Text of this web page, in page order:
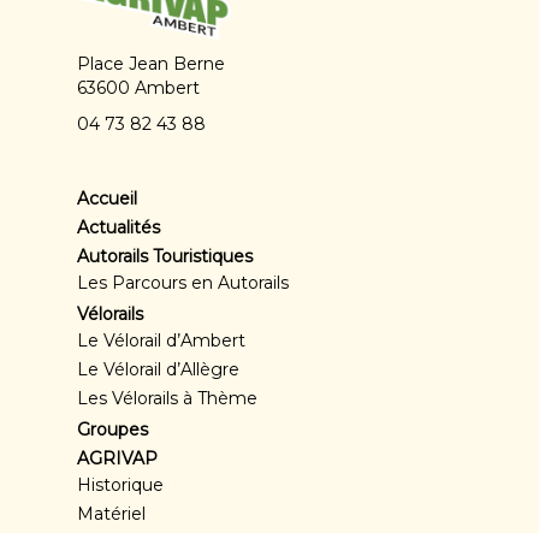
Place Jean Berne
63600 Ambert
04 73 82 43 88
Accueil
Actualités
Autorails Touristiques
Les Parcours en Autorails
Vélorails
Le Vélorail d’Ambert
Le Vélorail d’Allègre
Les Vélorails à Thème
Groupes
AGRIVAP
Historique
Matériel